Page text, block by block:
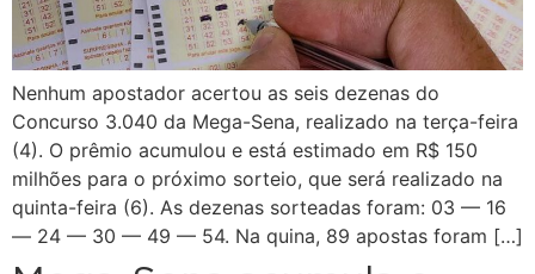
Nenhum apostador acertou as seis dezenas do
Concurso 3.040 da Mega-Sena, realizado na terça-feira
(4). O prêmio acumulou e está estimado em R$ 150
milhões para o próximo sorteio, que será realizado na
quinta-feira (6). As dezenas sorteadas foram: 03 — 16
— 24 — 30 — 49 — 54. Na quina, 89 apostas foram […]